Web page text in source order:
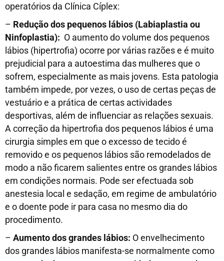
operatórios da Clínica Cíplex:
– Redução dos pequenos lábios (Labiaplastia ou
Ninfoplastia): O aumento do volume dos pequenos
lábios (hipertrofia) ocorre por várias razões e é muito
prejudicial para a autoestima das mulheres que o
sofrem, especialmente as mais jovens. Esta patologia
também impede, por vezes, o uso de certas peças de
vestuário e a prática de certas actividades
desportivas, além de influenciar as relações sexuais.
A correção da hipertrofia dos pequenos lábios é uma
cirurgia simples em que o excesso de tecido é
removido e os pequenos lábios são remodelados de
modo a não ficarem salientes entre os grandes lábios
em condições normais. Pode ser efectuada sob
anestesia local e sedação, em regime de ambulatório
e o doente pode ir para casa no mesmo dia do
procedimento.
– Aumento dos grandes lábios: O envelhecimento
dos grandes lábios manifesta-se normalmente como